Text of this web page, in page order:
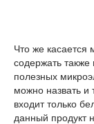
Что же касается
содержать
полезных
можно назвать и
входит только
данный продукт